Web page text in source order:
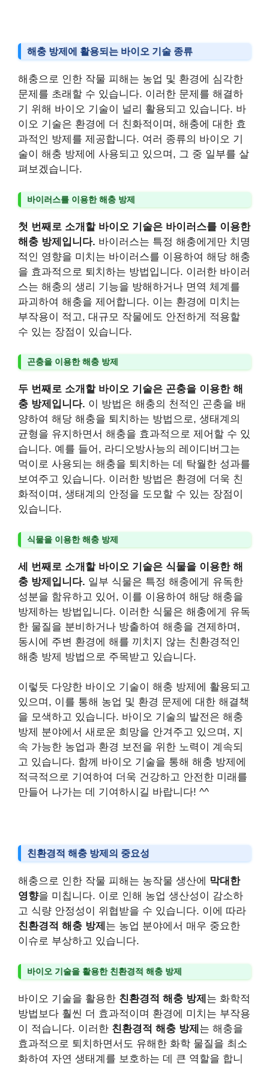
해충 방제에 활용되는 바이오 기술 종류
해충으로 인한 작물 피해는 농업 및 환경에 심각한
문제를 초래할 수 있습니다. 이러한 문제를 해결하
기 위해 바이오 기술이 널리 활용되고 있습니다. 바
이오 기술은 환경에 더 친화적이며, 해충에 대한 효
과적인 방제를 제공합니다. 여러 종류의 바이오 기
술이 해충 방제에 사용되고 있으며, 그 중 일부를 살
펴보겠습니다.
바이러스를 이용한 해충 방제
첫 번째로 소개할 바이오 기술은 바이러스를 이용한
해충 방제입니다. 바이러스는 특정 해충에게만 치명
적인 영향을 미치는 바이러스를 이용하여 해당 해충
을 효과적으로 퇴치하는 방법입니다. 이러한 바이러
스는 해충의 생리 기능을 방해하거나 면역 체계를
파괴하여 해충을 제어합니다. 이는 환경에 미치는
부작용이 적고, 대규모 작물에도 안전하게 적용할
수 있는 장점이 있습니다.
곤충을 이용한 해충 방제
두 번째로 소개할 바이오 기술은 곤충을 이용한 해
충 방제입니다. 이 방법은 해충의 천적인 곤충을 배
양하여 해당 해충을 퇴치하는 방법으로, 생태계의
균형을 유지하면서 해충을 효과적으로 제어할 수 있
습니다. 예를 들어, 라디오방사능의 레이디버그는
먹이로 사용되는 해충을 퇴치하는 데 탁월한 성과를
보여주고 있습니다. 이러한 방법은 환경에 더욱 친
화적이며, 생태계의 안정을 도모할 수 있는 장점이
있습니다.
식물을 이용한 해충 방제
세 번째로 소개할 바이오 기술은 식물을 이용한 해
충 방제입니다. 일부 식물은 특정 해충에게 유독한
성분을 함유하고 있어, 이를 이용하여 해당 해충을
방제하는 방법입니다. 이러한 식물은 해충에게 유독
한 물질을 분비하거나 방출하여 해충을 견제하며,
동시에 주변 환경에 해를 끼치지 않는 친환경적인
해충 방제 방법으로 주목받고 있습니다.
이렇듯 다양한 바이오 기술이 해충 방제에 활용되고
있으며, 이를 통해 농업 및 환경 문제에 대한 해결책
을 모색하고 있습니다. 바이오 기술의 발전은 해충
방제 분야에서 새로운 희망을 안겨주고 있으며, 지
속 가능한 농업과 환경 보전을 위한 노력이 계속되
고 있습니다. 함께 바이오 기술을 통해 해충 방제에
적극적으로 기여하여 더욱 건강하고 안전한 미래를
만들어 나가는 데 기여하시길 바랍니다! ^^
친환경적 해충 방제의 중요성
해충으로 인한 작물 피해는 농작물 생산에 막대한
영향을 미칩니다. 이로 인해 농업 생산성이 감소하
고 식량 안정성이 위협받을 수 있습니다. 이에 따라
친환경적 해충 방제 는 농업 분야에서 매우 중요한
이슈로 부상하고 있습니다.
바이오 기술을 활용한 친환경적 해충 방제
바이오 기술을 활용한 친환경적 해충 방제 는 화학적
방법보다 훨씬 더 효과적이며 환경에 미치는 부작용
이 적습니다. 이러한 친환경적 해충 방제 는 해충을
효과적으로 퇴치하면서도 유해한 화학 물질을 최소
화하여 자연 생태계를 보호하는 데 큰 역할을 합니